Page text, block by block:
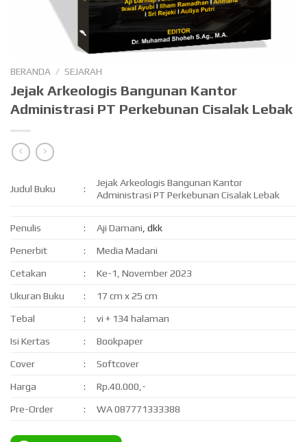
BERANDA / SEJARAH
Jejak Arkeologis Bangunan Kantor
Administrasi PT Perkebunan Cisalak Lebak
Judul Buku :
Jejak Arkeologis Bangunan Kantor
Administrasi PT Perkebunan Cisalak Lebak
Penulis : Aji Damani , dkk
Penerbit : Media Madani
Cetakan : Ke-1, November 2023
Ukuran Buku : 17 cm x 25 cm
Tebal : vi + 134 halaman
Isi Kertas : Bookpaper
Cover : Softcover
Harga : Rp.40.000,-
Pre-Order : WA 087771333388